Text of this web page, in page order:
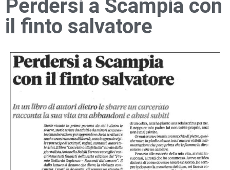
Perdersi a Scampia con
il finto salvatore